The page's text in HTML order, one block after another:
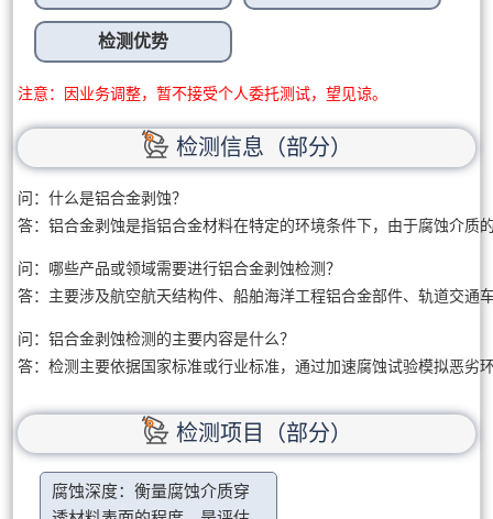
检测优势
注意：因业务调整，暂不接受个人委托测试，望见谅。
检测信息（部分）
问：什么是铝合金剥蚀？
答：铝合金剥蚀是指铝合金材料在特定的环境条件下，由于腐蚀介
问：哪些产品或领域需要进行铝合金剥蚀检测？
答：主要涉及航空航天结构件、船舶海洋工程铝合金部件、轨道交
问：铝合金剥蚀检测的主要内容是什么？
答：检测主要依据国家标准或行业标准，通过加速腐蚀试验模拟恶
检测项目（部分）
腐蚀深度：衡量腐蚀介质穿